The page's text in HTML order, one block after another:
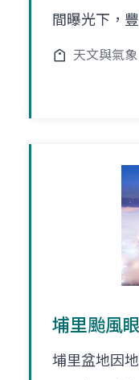
間曝光下，
天文與氣象
埔里颱風眼
埔里盆地因